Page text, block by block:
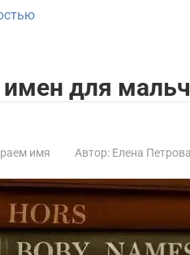
для
имя Автор: Елена Петрова